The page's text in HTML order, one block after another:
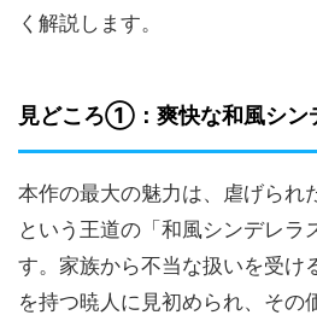
く解説します。
見どころ①：爽快な和風シン
本作の最大の魅力は、虐げられ
という王道の「和風シンデレラ
す。家族から不当な扱いを受け
を持つ暁人に見初められ、その